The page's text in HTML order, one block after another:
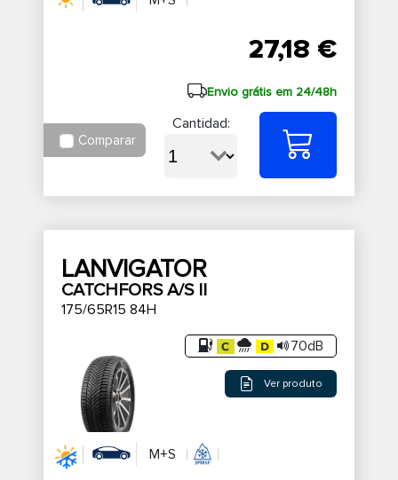
27,18 €
Envio grátis em 24/48h
Comparar
Cantidad:
LANVIGATOR
CATCHFORS A/S II
175/65R15 84H
70dB
Ver produto
M+S